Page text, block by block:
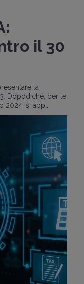
il 30
la
Dopodiché, per le
2024, si app..